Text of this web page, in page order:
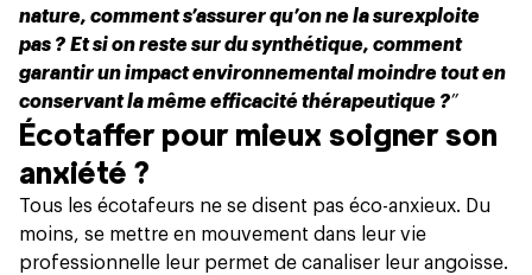
nature, comment s’assurer qu’on ne la surexploite
pas ? Et si on reste sur du synthétique, comment
garantir un impact environnemental moindre tout en
conservant la même efficacité thérapeutique ?”
Écotaffer pour mieux soigner son
anxiété ?
Tous les écotafeurs ne se disent pas éco-anxieux. Du
moins, se mettre en mouvement dans leur vie
professionnelle leur permet de canaliser leur angoisse.